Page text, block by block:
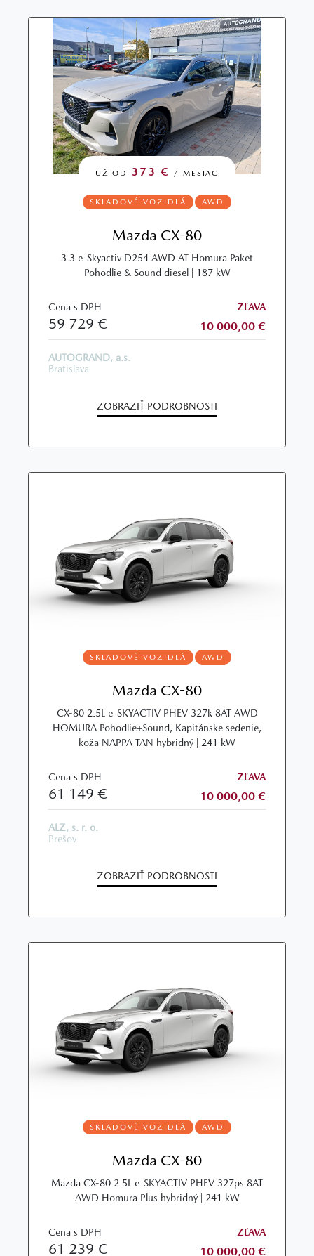
UŽ OD 373 € / MESIAC
SKLADOVÉ VOZIDLÁ AWD
Mazda CX-80
3.3 e-Skyactiv D254 AWD AT Homura Paket
Pohodlie & Sound diesel | 187 kW
Cena s DPH
59 729 €
ZĽAVA
10 000,00 €
AUTOGRAND, a.s.
Bratislava
ZOBRAZIŤ PODROBNOSTI
SKLADOVÉ VOZIDLÁ AWD
Mazda CX-80
CX-80 2.5L e-SKYACTIV PHEV 327k 8AT AWD
HOMURA Pohodlie+Sound, Kapitánske sedenie,
koža NAPPA TAN hybridný | 241 kW
Cena s DPH
61 149 €
ZĽAVA
10 000,00 €
ALZ, s. r. o.
Prešov
ZOBRAZIŤ PODROBNOSTI
SKLADOVÉ VOZIDLÁ AWD
Mazda CX-80
Mazda CX-80 2.5L e-SKYACTIV PHEV 327ps 8AT
AWD Homura Plus hybridný | 241 kW
Cena s DPH
61 239 €
ZĽAVA
10 000,00 €